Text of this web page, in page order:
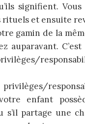
signifient.
rituels et ensuite
gamin de la
auparavant.
enfant
s’il partage une